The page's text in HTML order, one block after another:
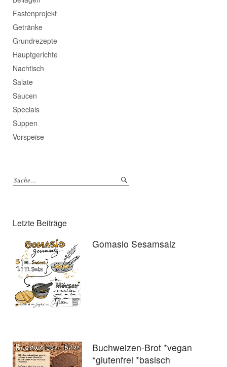
Fastenprojekt
Getränke
Grundrezepte
Hauptgerichte
Nachtisch
Salate
Saucen
Specials
Suppen
Vorspeise
Letzte Beiträge
Gomasio Sesamsalz
Buchweizen-Brot *vegan
*glutenfrei *basisch